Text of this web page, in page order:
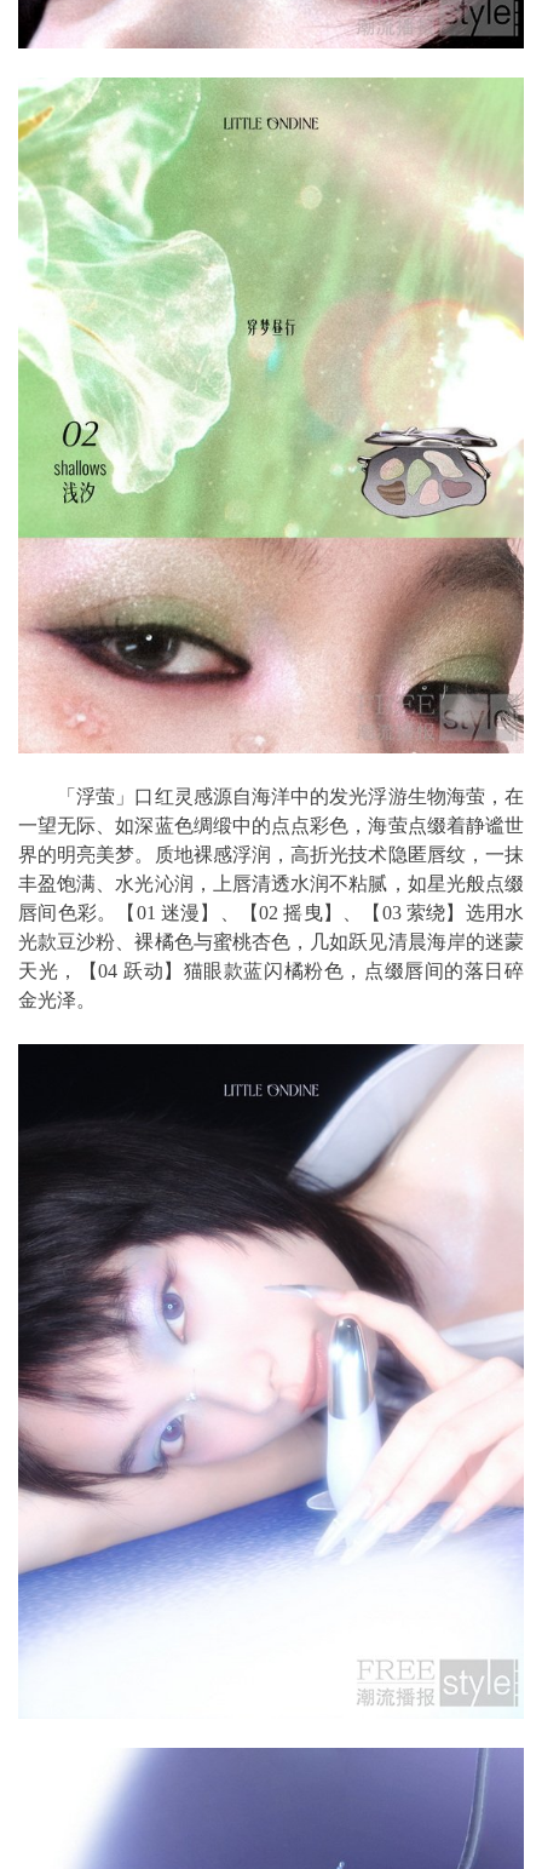
「浮萤」口红灵感源自海洋中的发光浮游生物海萤，在
一望无际、如深蓝色绸缎中的点点彩色，海萤点缀着静谧世
界的明亮美梦。质地裸感浮润，高折光技术隐匿唇纹，一抹
丰盈饱满、水光沁润，上唇清透水润不粘腻，如星光般点缀
唇间色彩。【01 迷漫】、【02 摇曳】、【03 萦绕】选用水
光款豆沙粉、裸橘色与蜜桃杏色，几如跃见清晨海岸的迷蒙
天光，【04 跃动】猫眼款蓝闪橘粉色，点缀唇间的落日碎
金光泽。